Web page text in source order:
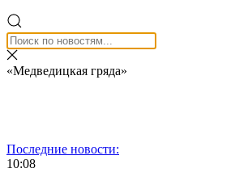
«Медведицкая гряда»
Последние новости:
10:08